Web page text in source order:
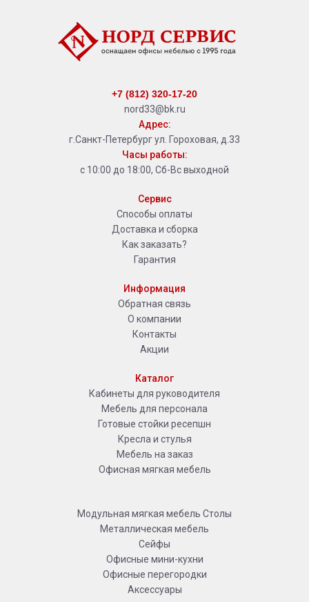
+7 (812) 320-17-20
nord33@bk.ru
Адрес:
г.Санкт-Петербург ул. Гороховая, д.33
Часы работы:
с 10:00 до 18:00, Сб-Вс выходной
Сервис
Способы оплаты
Доставка и сборка
Как заказать?
Гарантия
Информация
Обратная связь
О компании
Контакты
Акции
Каталог
Кабинеты для руководителя
Мебель для персонала
Готовые стойки ресепшн
Кресла и стулья
Мебель на заказ
Офисная мягкая мебель
Модульная мягкая мебель Столы
Металлическая мебель
Сейфы
Офисные мини-кухни
Офисные перегородки
Аксессуары